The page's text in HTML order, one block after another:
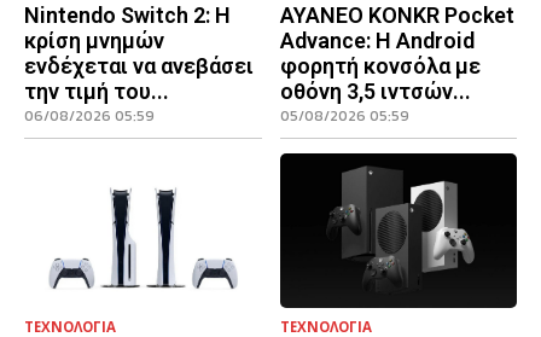
Nintendo Switch 2: Η
κρίση μνημών
ενδέχεται να ανεβάσει
την τιμή του...
06/08/2026 05:59
AYANEO KONKR Pocket
Advance: Η Android
φορητή κονσόλα με
οθόνη 3,5 ιντσών...
05/08/2026 05:59
ΤΕΧΝΟΛΟΓΙΑ ΤΕΧΝΟΛΟΓΙΑ